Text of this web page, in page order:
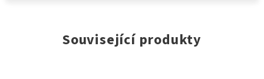
Související produkty